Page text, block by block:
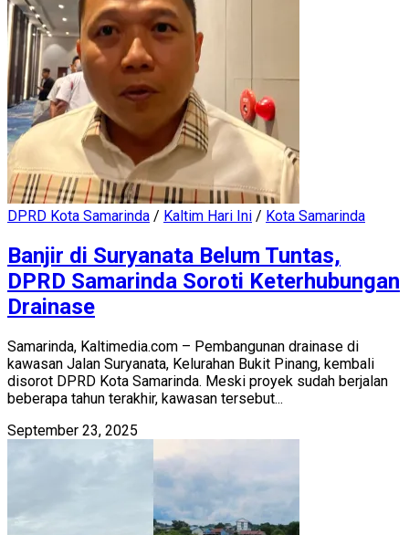
DPRD Kota Samarinda / Kaltim Hari Ini / Kota Samarinda
Banjir di Suryanata Belum Tuntas,
DPRD Samarinda Soroti Keterhubungan
Drainase
Samarinda, Kaltimedia.com – Pembangunan drainase di
kawasan Jalan Suryanata, Kelurahan Bukit Pinang, kembali
disorot DPRD Kota Samarinda. Meski proyek sudah berjalan
beberapa tahun terakhir, kawasan tersebut...
September 23, 2025